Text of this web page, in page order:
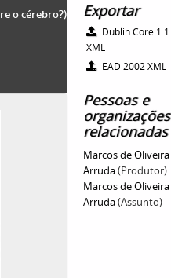
o cérebro?) Exportar
Dublin Core 1.1
XML
EAD 2002 XML
Pessoas e
organizações
relacionadas
Marcos de Oliveira
Arruda(Produtor)
Marcos de Oliveira
Arruda(Assunto)